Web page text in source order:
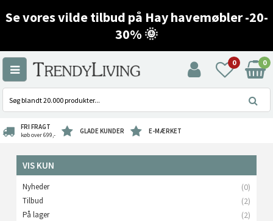
Se vores vilde tilbud på Hay havemøbler -20-
30% 🌞
0 0
FRI FRAGT
køb over 699,- GLADE KUNDER E-MÆRKET
VIS KUN
Nyheder (0)
Tilbud (2)
På lager (2)